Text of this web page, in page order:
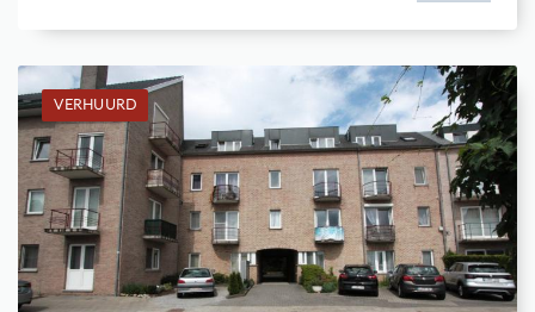
VERHUURD
Verhuurd: Gelijkvloers app.
1
-
1
46 m²